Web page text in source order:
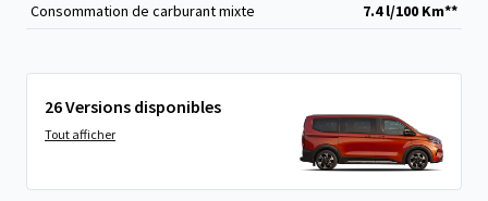
Consommation de carburant mixte
7.4 l/100 Km**
26 Versions disponibles
Tout afficher